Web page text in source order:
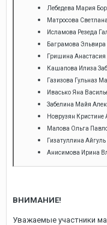
Лебедева Мария
Матросова
Исламова Резеда
Баграмова
Гришина Анастасия
Кашапова Илиза
Газизова Гульназ
Ивасько Яна
Забелина Майя
Новрузян Кристине
Малова Ольга
Гизатуллина
Анисимова Ирина
ВНИМАНИЕ!
Уважаемые участники